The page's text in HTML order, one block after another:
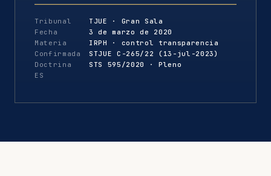
Tribunal
TJUE · Gran Sala
Fecha
3 de marzo de 2020
Materia
IRPH · control transparencia
Confirmada
STJUE C-265/22 (13-jul-2023)
Doctrina
ES
STS 595/2020 · Pleno